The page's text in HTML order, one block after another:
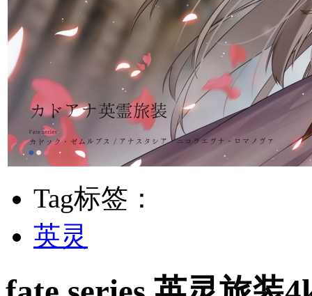
Tag标签：
英灵